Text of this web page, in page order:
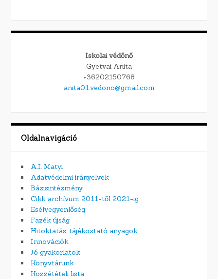
Iskolai védőnő
Gyetvai Anita
+36202150768
anita01.vedono@gmail.com
Oldalnavigáció
A.I. Matyi
Adatvédelmi irányelvek
Bázisintézmény
Cikk archívum 2011-től 2021-ig
Esélyegyenlőség
Fazék újság
Hitoktatás, tájékoztató anyagok
Innovációk
Jó gyakorlatok
Könyvtárunk
Közzétételi lista